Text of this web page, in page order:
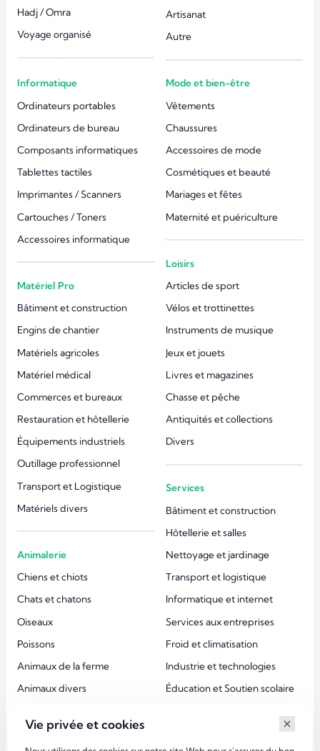
Hadj / Omra
Voyage organisé
Artisanat
Autre
Informatique
Ordinateurs portables
Ordinateurs de bureau
Composants informatiques
Tablettes tactiles
Imprimantes / Scanners
Cartouches / Toners
Accessoires informatique
Matériel Pro
Bâtiment et construction
Engins de chantier
Matériels agricoles
Matériel médical
Commerces et bureaux
Restauration et hôtellerie
Équipements industriels
Outillage professionnel
Transport et Logistique
Matériels divers
Animalerie
Chiens et chiots
Chats et chatons
Oiseaux
Poissons
Animaux de la ferme
Animaux divers
Mode et bien-être
Vêtements
Chaussures
Accessoires de mode
Cosmétiques et beauté
Mariages et fêtes
Maternité et puériculture
Loisirs
Articles de sport
Vélos et trottinettes
Instruments de musique
Jeux et jouets
Livres et magazines
Chasse et pêche
Antiquités et collections
Divers
Services
Bâtiment et construction
Hôtellerie et salles
Nettoyage et jardinage
Transport et logistique
Informatique et internet
Services aux entreprises
Froid et climatisation
Industrie et technologies
Éducation et Soutien scolaire
Vie privée et cookies